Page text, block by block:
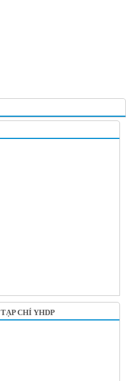
TẠP CHÍ YHDP